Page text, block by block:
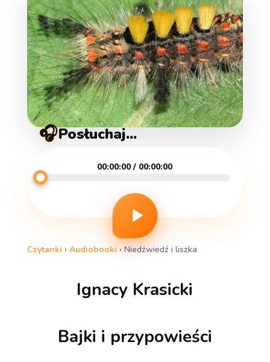
🎧Posłuchaj...
00:00:00 / 00:00:00
Czytanki › Audiobooki›Niedźwiedź i liszka
Ignacy Krasicki
Bajki i przypowieści